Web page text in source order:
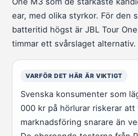
ear, med olika styrkor. För den
batteritid högst är JBL Tour
timmar ett svårslaget alternativ.
VARFÖR DET HÄR ÄR VIKTIGT
Svenska konsumenter som
000 kr på hörlurar riskerar att
marknadsföring snarare än